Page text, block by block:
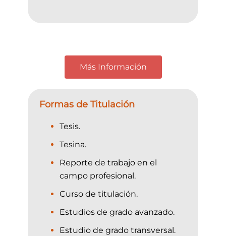
Más Información
Formas de Titulación
Tesis.
Tesina.
Reporte de trabajo en el
campo profesional.
Curso de titulación.
Estudios de grado avanzado.
Estudio de grado transversal.